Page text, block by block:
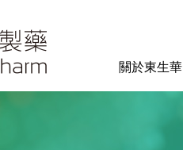
關於東生華